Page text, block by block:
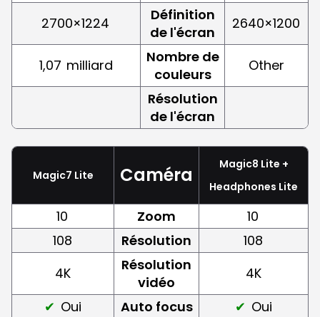
2700×1224
Définition
de l'écran
2640×1200
1,07 milliard
Nombre de
couleurs
Other
Résolution
de l'écran
Magic7 Lite Caméra
Magic8 Lite +
Headphones Lite
10 Zoom
10
108
Résolution
108
4K
Résolution
vidéo
4K
Oui
Auto focus
Oui